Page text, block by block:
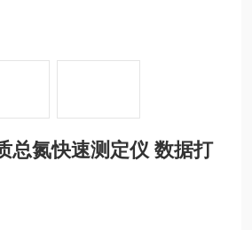
总氮快速测定仪 数据打